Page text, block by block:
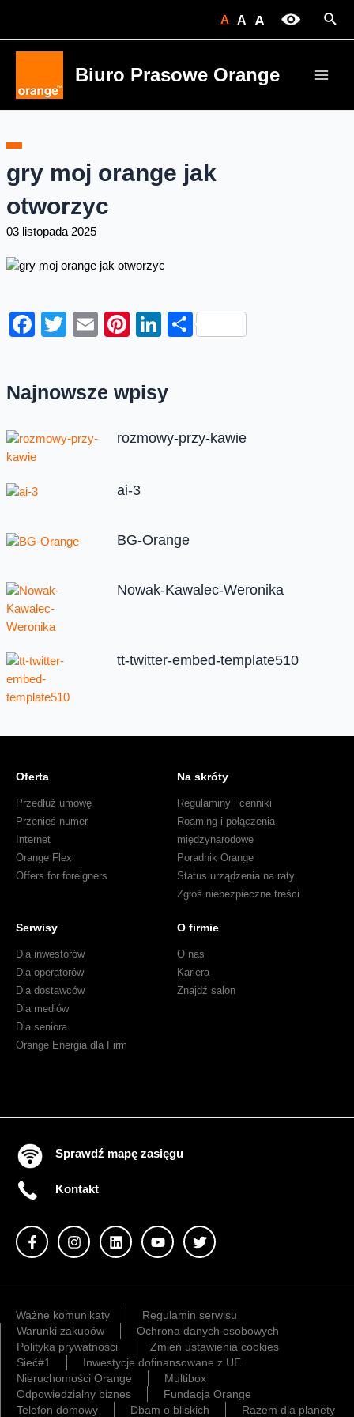
A A A
Biuro Prasowe Orange
gry moj orange jak
otworzyc
03 listopada 2025
Facebook
Twitter
EmailPinterest
LinkedIn
Share
Najnowsze wpisy
rozmowy-przy-kawie
ai-3
BG-Orange
Nowak-Kawalec-Weronika
tt-twitter-embed-template510
Oferta
Przedłuż umowę
Przenieś numer
Internet
Orange Flex
Offers for foreigners
Na skróty
Regulaminy i cenniki
Roaming i połączenia
międzynarodowe
Poradnik Orange
Status urządzenia na raty
Zgłoś niebezpieczne treści
Serwisy
Dla inwestorów
Dla operatorów
Dla dostawców
Dla mediów
Dla seniora
Orange Energia dla Firm
O firmie
O nas
Kariera
Znajdź salon
Sprawdź mapę zasięgu
Kontakt
Ważne komunikaty
Regulamin serwisu
Warunki zakupów
Ochrona danych osobowych
Polityka prywatności
Zmień ustawienia cookies
Sieć#1
Inwestycje dofinansowane z UE
Nieruchomości Orange
Multibox
Odpowiedzialny biznes
Fundacja Orange
Telefon domowy
Dbam o bliskich Razem dla planety